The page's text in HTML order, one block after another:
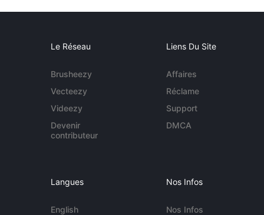
Le Réseau
Brusheezy
Vecteezy
Videezy
Devenir
contributeur
Liens Du Site
Affaires
Réclame
Support
DMCA
Langues
English
Nos Infos
Nos Infos